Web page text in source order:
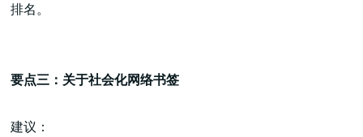
排名。
要点三：关于社会化网络书签
建议：